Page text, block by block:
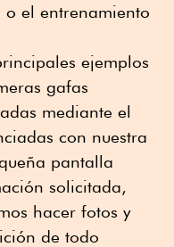
el entrenamiento
ejemplos
gafas
mediante el
con nuestra
pantalla
solicitada,
hacer fotos y
de todo